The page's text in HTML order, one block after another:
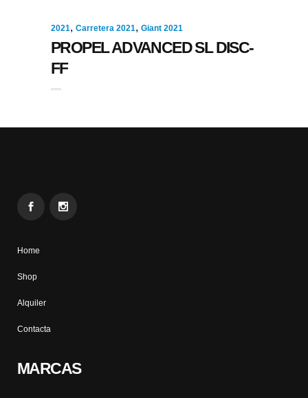
2021, Carretera 2021, Giant 2021
PROPEL ADVANCED SL DISC-
FF
Home
Shop
Alquiler
Contacta
MARCAS